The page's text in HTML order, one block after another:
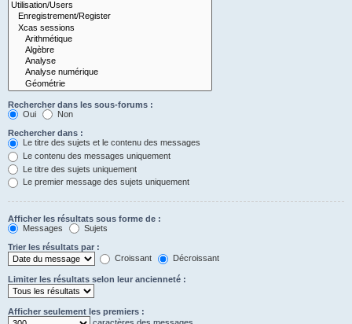
Rechercher dans les sous-forums :
Oui
Non
Rechercher dans :
Le titre des sujets et le contenu des messages
Le contenu des messages uniquement
Le titre des sujets uniquement
Le premier message des sujets uniquement
Afficher les résultats sous forme de :
Messages
Sujets
Trier les résultats par :
Croissant
Décroissant
Limiter les résultats selon leur ancienneté :
Afficher seulement les premiers :